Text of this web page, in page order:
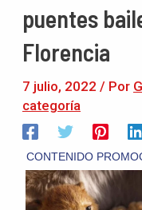
puentes
Florencia
7 julio, 2022 / Por
categoría